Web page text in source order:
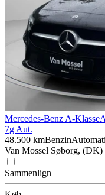
Mercedes-Benz A-Klasse
7g Aut.
48.500 kmBenzin
Van Mossel Søborg, (DK)
Sammenlign